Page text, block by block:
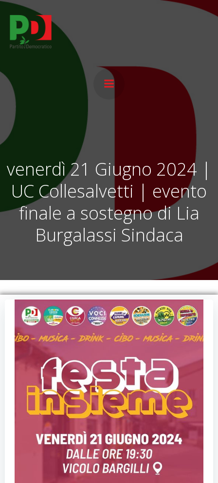
venerdì 21 Giugno 2024 |
UC Collesalvetti | evento
finale a sostegno di Lia
Burgalassi Sindaca